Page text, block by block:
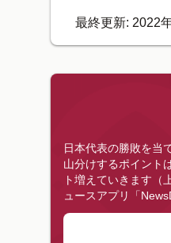
最終更新: 2022
日本代表の勝敗を当
山分けするポイント
ト増えていきます（
ュースアプリ「